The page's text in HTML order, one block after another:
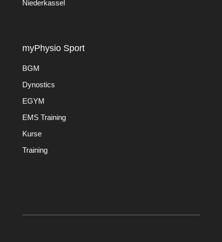
Niederkassel
myPhysio Sport
BGM
Dynostics
EGYM
EMS Training
Kurse
Training